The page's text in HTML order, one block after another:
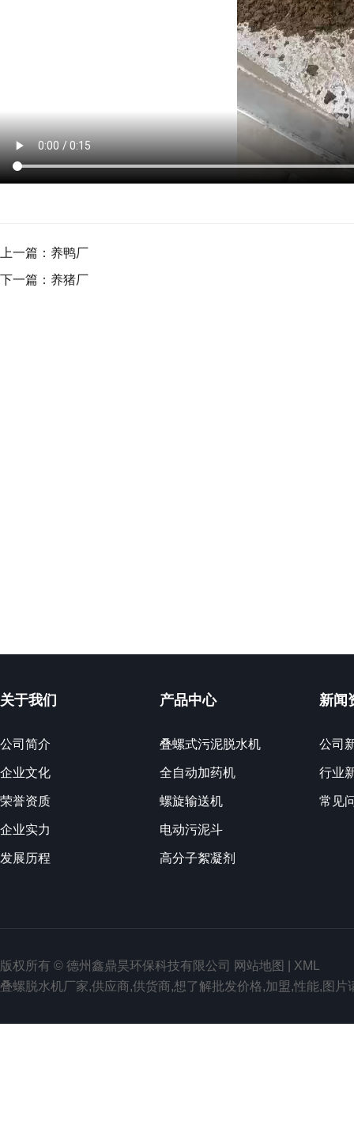
上一篇： 养鸭厂
下一篇： 养猪厂
关于我们
公司简介
企业文化
荣誉资质
企业实力
发展历程
产品中心
叠螺式污泥脱水机
全自动加药机
螺旋输送机
电动污泥斗
高分子絮凝剂
新闻
公司
行业
常见
版权所有 © 德州鑫鼎昊环保科技有限公司 网站地图
XML
叠螺脱水机厂家,供应商,供货商,想了解批发价格,加盟,性能,图片